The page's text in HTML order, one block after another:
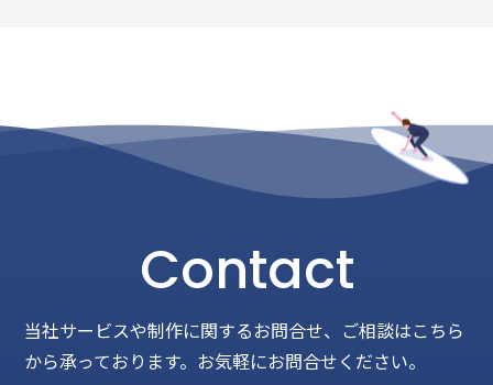
Contact
当社サービスや制作に関するお問合せ、ご相談はこちら
から承っております。 お気軽にお問合せください。